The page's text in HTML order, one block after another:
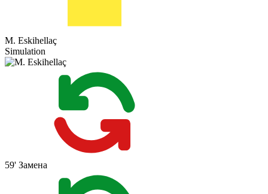
M. Eskihellaç
Simulation
59' Замена